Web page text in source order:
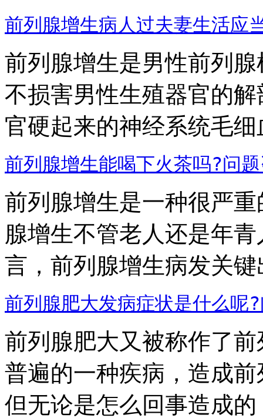
前列腺增生病人过夫妻生活应
前列腺增生是男性前列
不损害男性生殖器官的
官硬起来的神经系统毛细
前列腺增生能喝下火茶吗?问
前列腺增生是一种很严
腺增生不管老人还是年
言，前列腺增生病发关键
前列腺肥大发病症状是什么呢?
前列腺肥大又被称作了
普遍的一种疾病，造成
但无论是怎么回事造成的